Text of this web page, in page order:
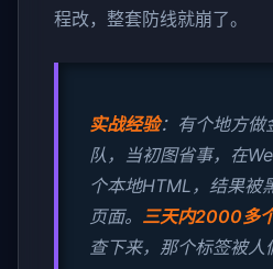
程改，整套防线就崩了。
实战经验：有个地方做
队，当初图省事，在
个本地HTML，结果被
页面。 三天内2000多
查下来，那个标签被人